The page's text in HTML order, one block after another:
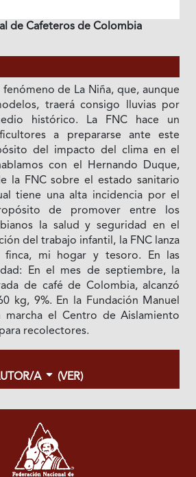
de Cafeteros de Colombia
de La Niña, que, aunque
traerá consigo lluvias por
histórico. La FNC hace un
a prepararse ante este
del impacto del clima en el
con el Hernando Duque,
la FNC sobre el estado sanitario
tiene una alta incidencia por el
de promover entre los
la salud y seguridad en el
del trabajo infantil, la FNC lanza
finca, mi hogar y tesoro. En las
En el mes de septiembre, la
de café de Colombia, alcanzó
kg, 9%. En la Fundación Manuel
marcha el Centro de Aislamiento
recolectores.
A (VER)